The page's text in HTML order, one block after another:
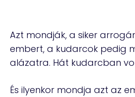
Azt mondják, a siker
embert, a kudarcok pedig
alázatra. Hát kudarcban
És ilyenkor mondja azt az